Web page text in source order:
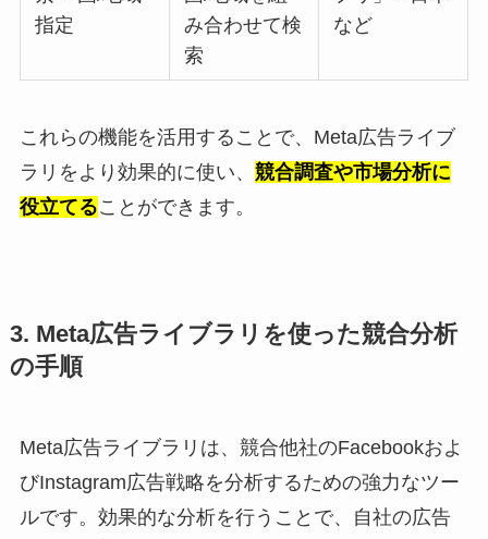
指定
み合わせて検
索
など
これらの機能を活用することで、Meta広告ライブ
ラリをより効果的に使い、 競合調査や市場分析に
役立てることができます。
3. Meta広告ライブラリを使った競合分析
の手順
Meta広告ライブラリは、競合他社のFacebookおよ
びInstagram広告戦略を分析するための強力なツー
ルです。効果的な分析を行うことで、自社の広告